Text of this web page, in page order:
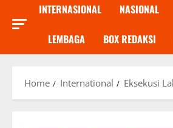
INTERNASIONAL NASIONAL
LEMBAGA BOX REDAKSI
Home International Eksekusi